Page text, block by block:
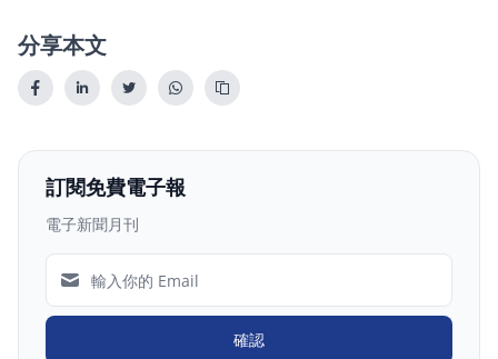
分享本文
訂閱免費電子報
電子新聞月刊
確認